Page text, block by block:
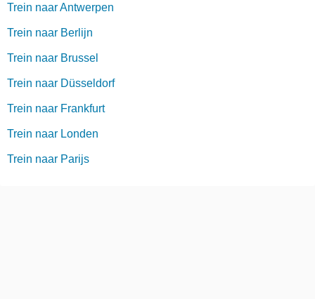
Trein naar Antwerpen
Trein naar Berlijn
Trein naar Brussel
Trein naar Düsseldorf
Trein naar Frankfurt
Trein naar Londen
Trein naar Parijs